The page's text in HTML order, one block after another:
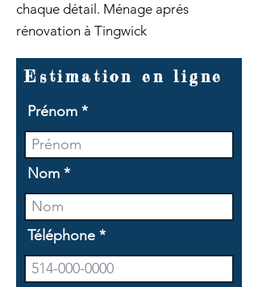
chaque détail. Ménage aprés
rénovation à Tingwick
Estimation en ligne
Prénom
Nom
Téléphone